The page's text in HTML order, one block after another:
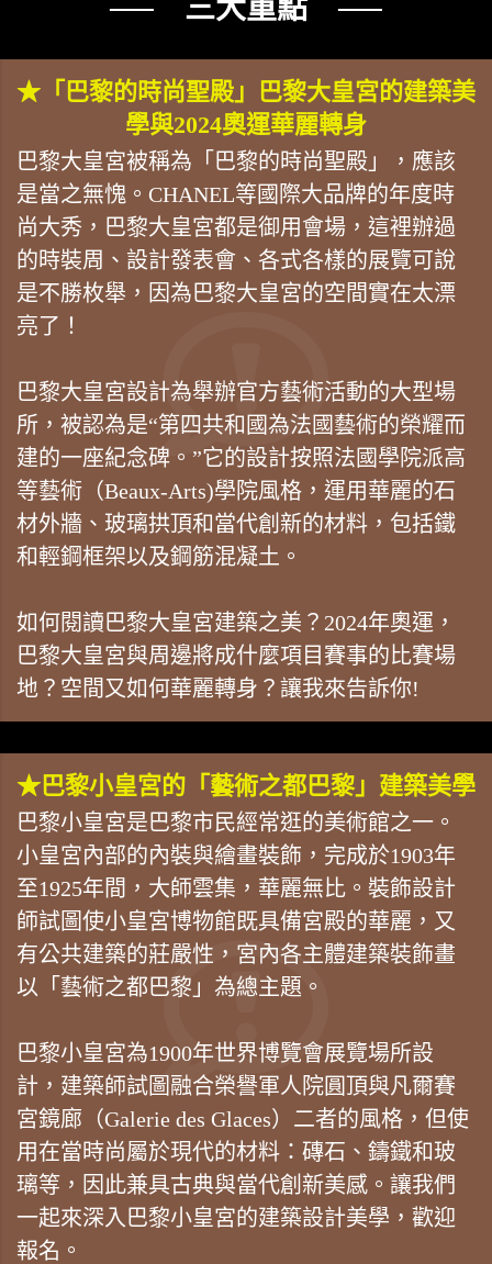
── 三大重點 ──
★「巴黎的時尚聖殿」巴黎大皇宮的建築美
學與2024奧運華麗轉身
巴黎大皇宮被稱為「巴黎的時尚聖殿」，應該
是當之無愧。CHANEL等國際大品牌的年度時
尚大秀，巴黎大皇宮都是御用會場，這裡辦過
的時裝周、設計發表會、各式各樣的展覽可說
是不勝枚舉，因為巴黎大皇宮的空間實在太漂
亮了！
巴黎大皇宮設計為舉辦官方藝術活動的大型場
所，被認為是“第四共和國為法國藝術的榮耀而
建的一座紀念碑。”它的設計按照法國學院派高
等藝術（Beaux-Arts)學院風格，運用華麗的石
材外牆、玻璃拱頂和當代創新的材料，包括鐵
和輕鋼框架以及鋼筋混凝土。
如何閱讀巴黎大皇宮建築之美？2024年奧運，
巴黎大皇宮與周邊將成什麼項目賽事的比賽場
地？空間又如何華麗轉身？讓我來告訴你!
★巴黎小皇宮的「藝術之都巴黎」建築美學
巴黎小皇宮是巴黎市民經常逛的美術館之一。
小皇宮內部的內裝與繪畫裝飾，完成於1903年
至1925年間，大師雲集，華麗無比。裝飾設計
師試圖使小皇宮博物館既具備宮殿的華麗，又
有公共建築的莊嚴性，宮內各主體建築裝飾畫
以「藝術之都巴黎」為總主題。
巴黎小皇宮為1900年世界博覽會展覽場所設
計，建築師試圖融合榮譽軍人院圓頂與凡爾賽
宮鏡廊（Galerie des Glaces）二者的風格，但使
用在當時尚屬於現代的材料：磚石、鑄鐵和玻
璃等，因此兼具古典與當代創新美感。讓我們
一起來深入巴黎小皇宮的建築設計美學，歡迎
報名。